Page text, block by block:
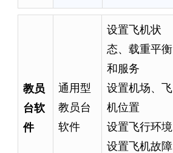
教员
台软
件
通用型
教员台
软件
设置飞机状
态、载重平衡
和服务
设置机场、飞
机位置
设置飞行环境
设置飞机故障